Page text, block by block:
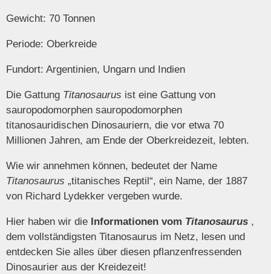
Gewicht: 70 Tonnen
Periode: Oberkreide
Fundort: Argentinien, Ungarn und Indien
Die Gattung Titanosaurus ist eine Gattung von
sauropodomorphen sauropodomorphen
titanosauridischen Dinosauriern, die vor etwa 70
Millionen Jahren, am Ende der Oberkreidezeit, lebten.
Wie wir annehmen können, bedeutet der Name
Titanosaurus „titanisches Reptil“, ein Name, der 1887
von Richard Lydekker vergeben wurde.
Hier haben wir die Informationen vom Titanosaurus ,
dem vollständigsten Titanosaurus im Netz, lesen und
entdecken Sie alles über diesen pflanzenfressenden
Dinosaurier aus der Kreidezeit!